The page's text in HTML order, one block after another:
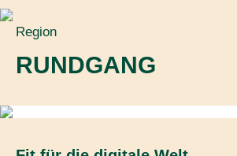
Region
RUNDGANG